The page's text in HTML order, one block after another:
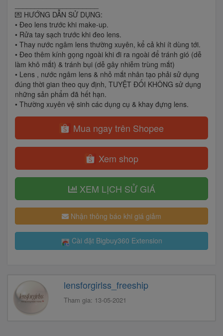
💌 HƯỚNG DẪN SỬ DỤNG:
• Đeo lens trước khi make-up.
• Rửa tay sạch trước khi đeo lens.
• Thay nước ngâm lens thường xuyên, kể cả khi ít dùng tới.
• Đeo thêm kính gọng ngoài khi đi ra ngoài để tránh gió (dễ
làm khô mắt) & tránh bụi (dễ gây nhiễm trùng mắt)
• Lens , nước ngâm lens & nhỏ mắt nhân tạo phải sử dụng
đúng thời gian theo quy định, TUYỆT ĐỐI KHÔNG sử dụng
những sản phẩm đã hết hạn.
• Thường xuyên vệ sinh các dụng cụ & khay đựng lens.
Mua ngay trên Shopee
Xem shop
XEM LỊCH SỬ GIÁ
Nhận thông báo khi giá giảm
Cài đặt Bigbuy360 Extension
lensforgirlss_freeship
Tham gia: 13-05-2021